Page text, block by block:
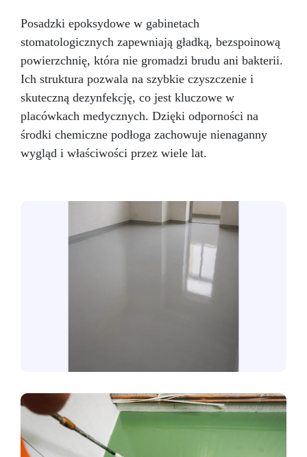
LUB URZĄDZEŃ ZWIĘKSZAJĄCYCH
TEMPERATURĘ (NA PRZYKŁAD PODCZAS
USUWANIA PĘCHERZY Z ŻYWICY LUB
PRZYSPIESZANIA CZASÓW KATALIZY) JEST
SZCZEGÓLNIE NIEZALECANE. Sposób aplikacji –
pędzel lub pistolet natryskowy Kolor: – biały
Opakowanie: 1000 ml
Posadzki epoksydowe w gabinetach
stomatologicznych zapewniają gładką, bezspoinową
powierzchnię, która nie gromadzi brudu ani bakterii.
Ich struktura pozwala na szybkie czyszczenie i
skuteczną dezynfekcję, co jest kluczowe w
placówkach medycznych. Dzięki odporności na
środki chemiczne podłoga zachowuje nienaganny
wygląd i właściwości przez wiele lat.